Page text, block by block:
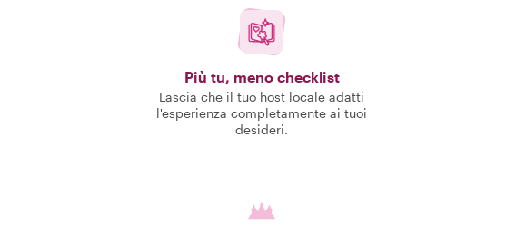
Più tu, meno checklist
Lascia che il tuo host locale adatti
l'esperienza completamente ai tuoi
desideri.